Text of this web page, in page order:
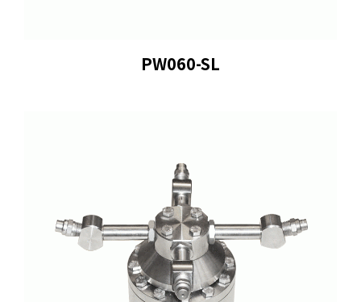
PW060-SL